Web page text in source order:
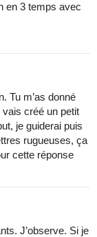
en 3 temps avec
Tu m’as donné
créé un petit
je guiderai puis
rugueuses, ça
cette réponse
J’observe. Si je